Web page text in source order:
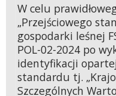
W celu
„Przejściowego
gospodarki leśnej
POL-02-2024 po
identyfikacji
standardu tj.
Szczególnych